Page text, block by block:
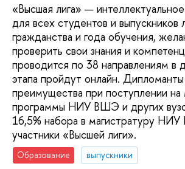
«Высшая лига» —
для всех студентов и выпускников
гражданства и года обучения,
проверить свои знания и
проводится по 38 направлениям в
этапа пройдут онлайн.
преимущества при поступлении на
программы НИУ ВШЭ и других
16,5% набора в магистратуру
участники «Высшей лиги».
Образование
выпускники